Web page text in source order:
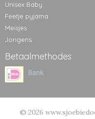
Unisex Baby
Feetje pyjama
Meisjes
Jongens
Betaalmethodes
© 2026